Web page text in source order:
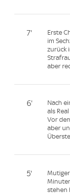
7'
Erste
im
zurück
aber
6'
Nach
als
Vor
aber
5'
stehen